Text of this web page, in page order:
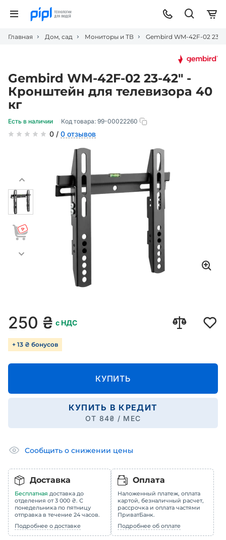
Главная Дом, сад Мониторы и ТВ Gembird WM-42F-02 23-
Gembird WM-42F-02 23-42" -
Кронштейн для телевизора 40
кг
Есть в наличии Код товара: 99-00022260
0 / 0 отзывов
250 ₴ с НДС
+ 13 ₴ бонусов
КУПИТЬ
КУПИТЬ В КРЕДИТ
ОТ 84₴ / МЕС
Сообщить о снижении цены
Доставка
Бесплатная доставка до
отделения от 3 000 ₴. С
понедельника по пятницу
отправка в течение 24 часов.
Подробнее о доставке
Оплата
Наложенный платеж, оплата
картой, безналичный расчет,
рассрочка и оплата частями
ПриватБанк.
Подробнее об оплате